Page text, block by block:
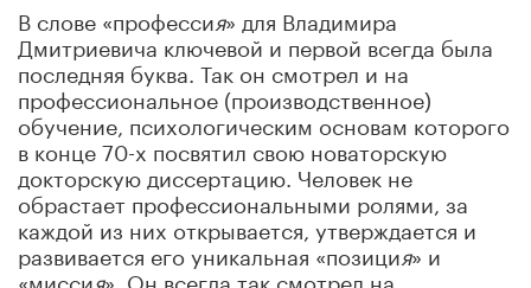
В слове «профессия» для Владимира
Дмитриевича ключевой и первой всегда была
последняя буква. Так он смотрел и на
профессиональное (производственное)
обучение, психологическим основам которого
в конце 70-х посвятил свою новаторскую
докторскую диссертацию. Человек не
обрастает профессиональными ролями, за
каждой из них открывается, утверждается и
развивается его уникальная «позиция» и
«миссия». Он всегда так смотрел на